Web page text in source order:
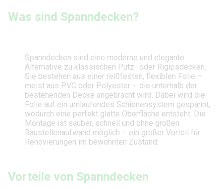
Was sind Spanndecken?
Spanndecken sind eine moderne und elegante
Alternative zu klassischen Putz- oder Rigipsdecken.
Sie bestehen aus einer reißfesten, flexiblen Folie –
meist aus PVC oder Polyester – die unterhalb der
bestehenden Decke angebracht wird. Dabei wird die
Folie auf ein umlaufendes Schienensystem gespannt,
wodurch eine perfekt glatte Oberfläche entsteht. Die
Montage ist sauber, schnell und ohne großen
Baustellenaufwand möglich – ein großer Vorteil für
Renovierungen im bewohnten Zustand.
Vorteile von Spanndecken